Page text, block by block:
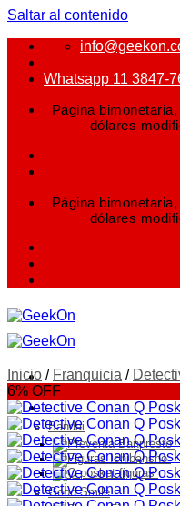
Saltar al contenido
Whatsapp 11 3847-
Página
dólares
Página
dólares
FIGURAS
Bandai
Good Smile
Inicio / Franquicia /
6% OFF